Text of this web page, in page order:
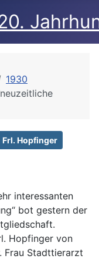
1930
Frl. Hopfinger
interessanten
bot gestern der
Hopfinger von
Frau Stadttierarzt